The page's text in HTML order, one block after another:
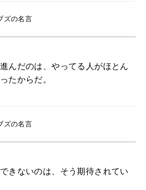
ズの名言
んだのは、やってる人がほとん
たからだ。
ズの名言
きないのは、そう期待されてい